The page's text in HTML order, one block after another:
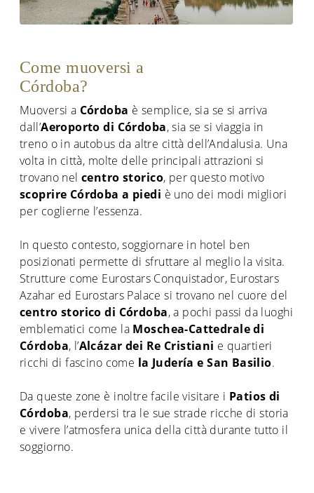
Come muoversi a
Córdoba?
Muoversi a Córdoba è semplice, sia se si arriva
dall’Aeroporto di Córdoba, sia se si viaggia in
treno o in autobus da altre città dell’Andalusia. Una
volta in città, molte delle principali attrazioni si
trovano nelcentro storico, per questo motivo
scoprire Córdoba a piedi è uno dei modi migliori
per coglierne l’essenza.
In questo contesto, soggiornare in hotel ben
posizionati permette di sfruttare al meglio la visita.
Strutture come Eurostars Conquistador, Eurostars
Azahar ed Eurostars Palace si trovano nel cuore del
centro storico di Córdoba, a pochi passi da luoghi
emblematici come la Moschea-Cattedrale di
Córdoba, l’Alcázar dei Re Cristiani e quartieri
ricchi di fascino come la Judería e San Basilio.
Da queste zone è inoltre facile visitare i Patios di
Córdoba, perdersi tra le sue strade ricche di storia
e vivere l’atmosfera unica della città durante tutto il
soggiorno.